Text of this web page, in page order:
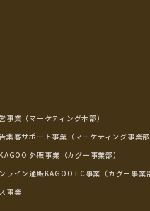
事業（マーケティング本部）
集客サポート事業（マーケティング事業部
外販事業（カグー事業部）
ライン通販KAGOO EC事業（カグー事業
事業